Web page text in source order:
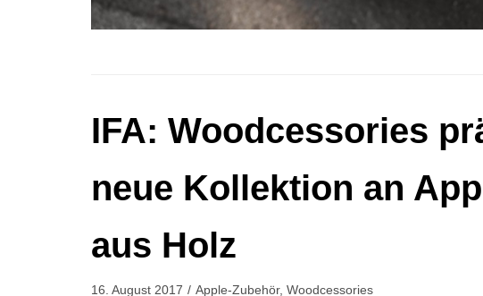
IFA: Woodcessories
neue Kollektion an
aus Holz
16. August 2017 Apple-Zubehör, Woodcessories